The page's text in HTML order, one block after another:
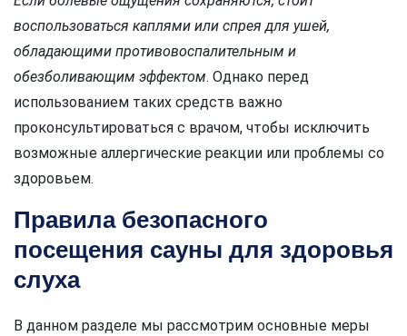
воспользоваться каплями или спрея для ушей,
обладающими противовоспалительным и
обезболивающим эффектом. Однако перед
использованием таких средств важно
проконсультироваться с врачом, чтобы исключить
возможные аллергические реакции или проблемы со
здоровьем.
Правила безопасного
посещения сауны для здоровья
слуха
В данном разделе мы рассмотрим основные меры